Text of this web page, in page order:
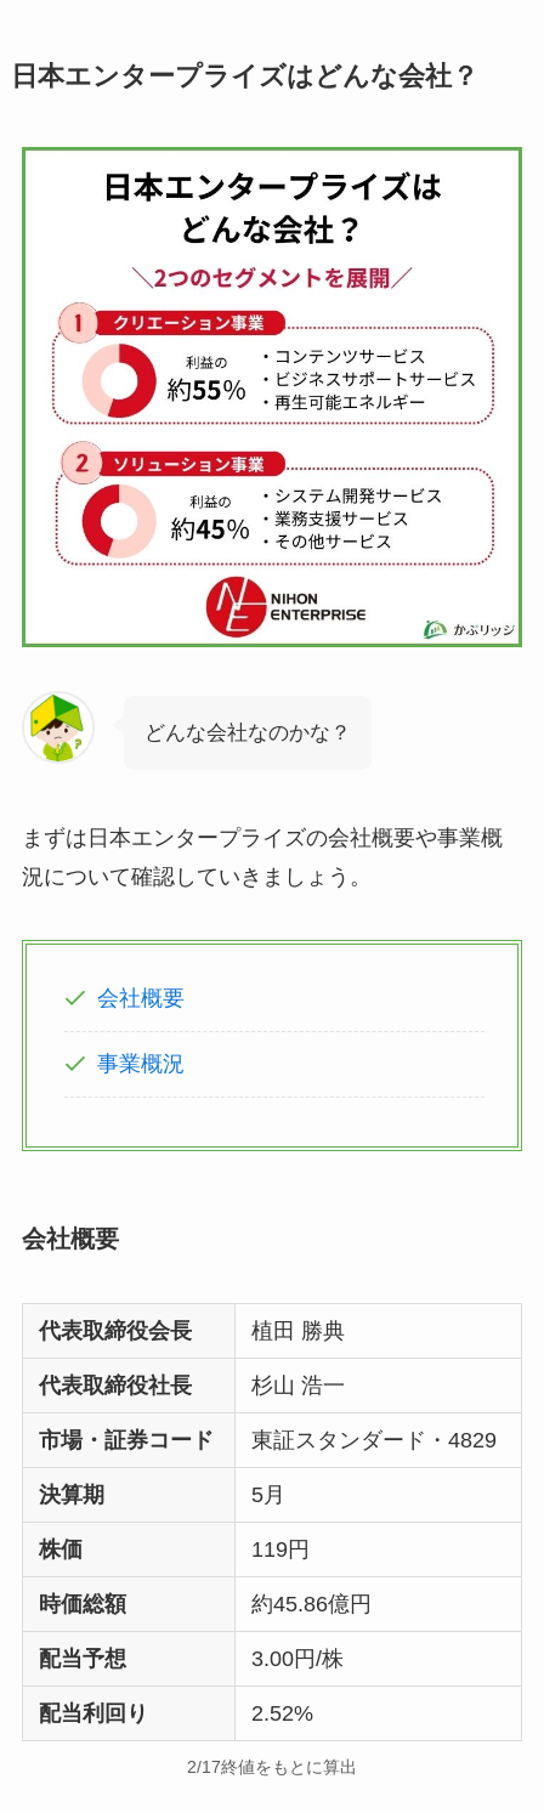
日本エンタープライズはどんな会社？
どんな会社なのかな？
まずは日本エンタープライズの会社概要や事業概
況について確認していきましょう。
会社概要
事業概況
会社概要
代表取締役会長 植田 勝典
代表取締役社長 杉山 浩一
市場・証券コード 東証スタンダード・4829
決算期 5月
株価 119円
時価総額 約45.86億円
配当予想 3.00円/株
配当利回り 2.52%
2/17終値をもとに算出